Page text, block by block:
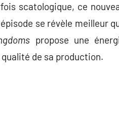
scatologique, ce
se révèle meilleur
propose une
de sa production.